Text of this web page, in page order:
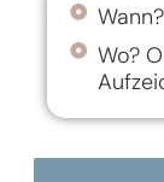
Wo?